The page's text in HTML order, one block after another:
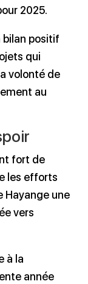
2025.
bilan positif
qui
volonté de
au
fort de
les efforts
une
vers
à la
année